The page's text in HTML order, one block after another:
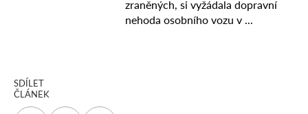
SDÍLET
ČLÁNEK